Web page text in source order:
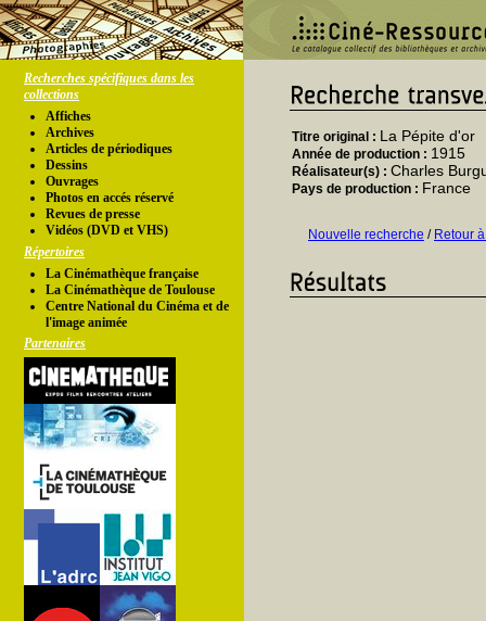
Recherches spécifiques dans les
collections
Affiches
Archives
Articles de périodiques
Dessins
Ouvrages
Photos en accés réservé
Revues de presse
Vidéos (DVD et VHS)
Répertoires
La Cinémathèque française
La Cinémathèque de Toulouse
Centre National du Cinéma et de
l'image animée
Partenaires
Titre original : La Pépite d'or
Année de production : 1915
Réalisateur(s) : Charles
Pays de production : France
Nouvelle recherche / Retour